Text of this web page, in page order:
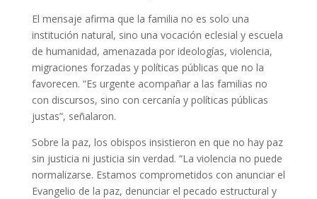
El mensaje afirma que la familia no es solo una
institución natural, sino una vocación eclesial y escuela
de humanidad, amenazada por ideologías, violencia,
migraciones forzadas y políticas públicas que no la
favorecen. “Es urgente acompañar a las familias no
con discursos, sino con cercanía y políticas públicas
justas”, señalaron.
Sobre la paz, los obispos insistieron en que no hay paz
sin justicia ni justicia sin verdad. “La violencia no puede
normalizarse. Estamos comprometidos con anunciar el
Evangelio de la paz, denunciar el pecado estructural y